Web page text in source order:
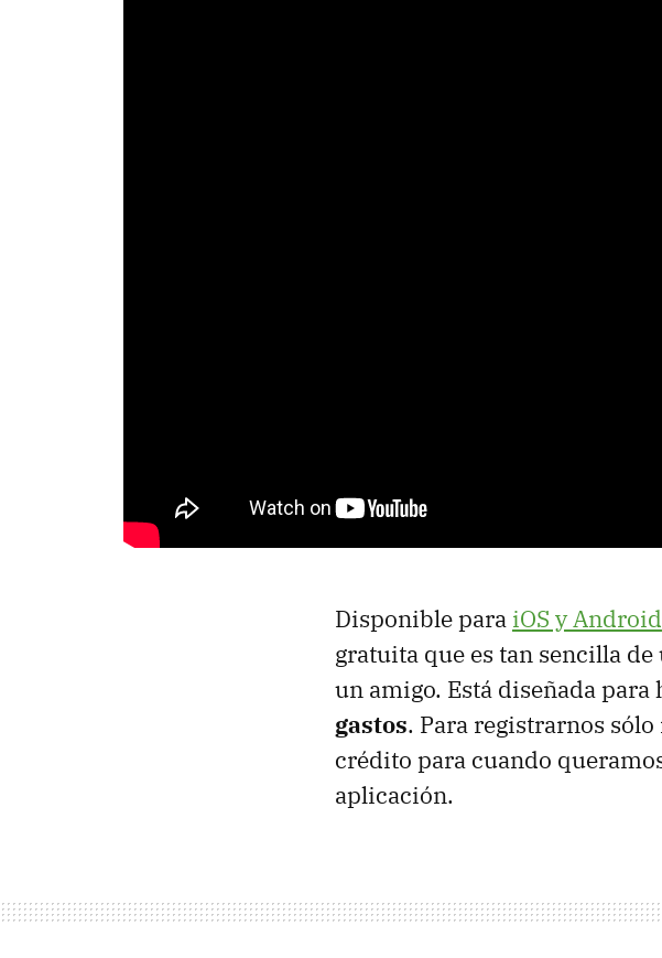
Disponible para iOS y Android
gratuita que es tan sencilla
un amigo. Está diseñada para
gastos. Para registrarnos
crédito para cuando
aplicación.